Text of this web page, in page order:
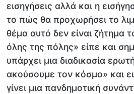
εισηγήσεις αλλά και η
το πώς θα προχωρήσει το
θέμα αυτό δεν είναι ζήτημα
όλης της πόλης» είπε και
υπάρχει μια διαδικασία
ακούσουμε τον κόσμο» και
γίνει μια πανδημοτική